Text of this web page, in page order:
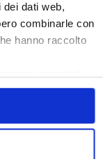
dati web,
combinarle con
hanno raccolto